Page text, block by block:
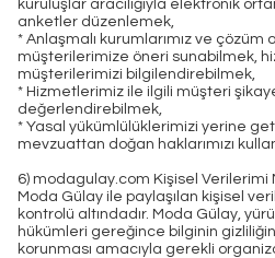
kuruluşlar aracılığıyla elektronik
anketler düzenlemek,
* Anlaşmalı kurumlarımız ve çözüm
müşterilerimize öneri sunabilmek,
müşterilerimizi bilgilendirebilmek,
* Hizmetlerimiz ile ilgili müşteri
değerlendirebilmek,
* Yasal yükümlülüklerimizi yerine
mevzuattan doğan haklarımızı
6) modagulay.com Kişisel Verilerimi
Moda Gülay ile paylaşılan kişisel
kontrolü altındadır. Moda Gülay,
hükümleri gereğince bilginin
korunması amacıyla gerekli